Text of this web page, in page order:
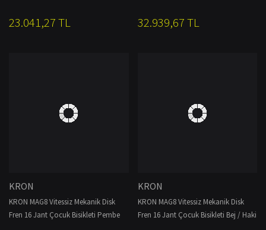
23.041,27 TL 32.939,67 TL
KRON
KRON MAG8 Vitessiz Mekanik Disk
Fren 16 Jant Çocuk Bisikleti Pembe
KRON
KRON MAG8 Vitessiz Mekanik Disk
Fren 16 Jant Çocuk Bisikleti Bej / Haki